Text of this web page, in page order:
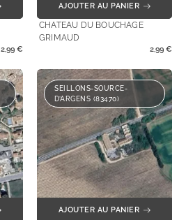
2,99 €
AJOUTER AU PANIER
CHATEAU DU BOUCHAGE
GRIMAUD
2,99 €
SEILLONS-SOURCE-
D’ARGENS (83470)
AJOUTER AU PANIER